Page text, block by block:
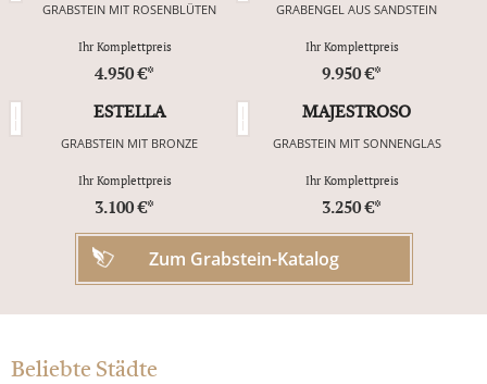
GRABSTEIN MIT ROSENBLÜTEN
Ihr Komplettpreis
4.950 €*
GRABENGEL AUS SANDSTEIN
Ihr Komplettpreis
9.950 €*
ESTELLA
GRABSTEIN MIT BRONZE
Ihr Komplettpreis
3.100 €*
MAJESTROSO
GRABSTEIN MIT SONNENGLAS
Ihr Komplettpreis
3.250 €*
Zum Grabstein-Katalog
Beliebte Städte